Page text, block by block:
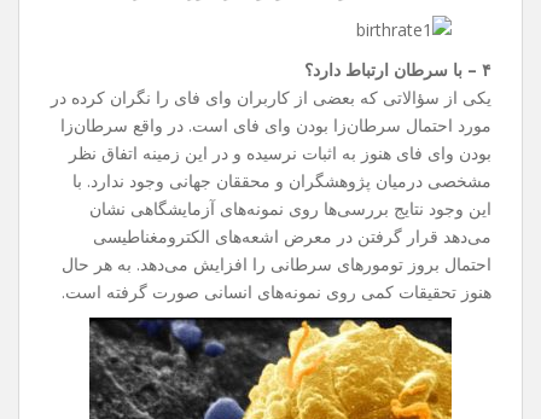
۴ – با سرطان ارتباط دارد؟
یکی از سؤالاتی که بعضی از کاربران وای فای را نگران کرده در
مورد احتمال سرطان‌زا بودن وای فای است. در واقع سرطان‌زا
بودن وای فای هنوز به اثبات نرسیده و در این زمینه اتفاق نظر
مشخصی درمیان پژوهشگران و محققان جهانی وجود ندارد. با
این وجود نتایج بررسی‌ها روی نمونه‌های آزمایشگاهی نشان
می‌دهد قرار گرفتن در معرض اشعه‌های الکترومغناطیسی
احتمال بروز تومور‌های سرطانی را افزایش می‌دهد. به هر حال
هنوز تحقیقات کمی روی نمونه‌های انسانی صورت گرفته است.